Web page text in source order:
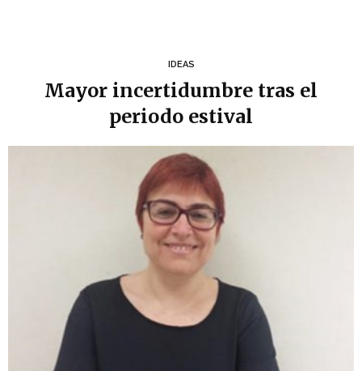
IDEAS
Mayor incertidumbre tras el
periodo estival